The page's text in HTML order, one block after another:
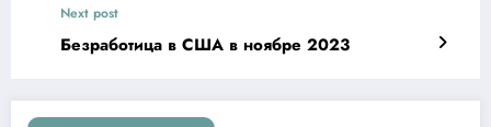
Next post
Безработица в США в ноябре 2023